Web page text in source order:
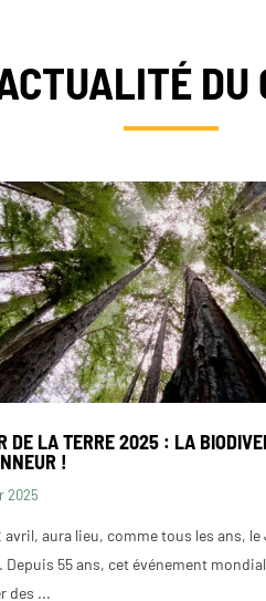
DU
DE LA TERRE 2025 : LA
!
2025
avril, aura lieu, comme tous les ans, le
Depuis 55 ans, cet événement
des ...